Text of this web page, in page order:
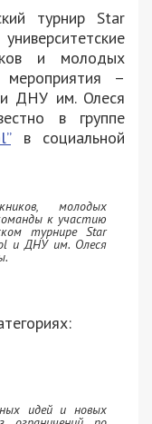
турнир Star
и молодых
мероприятия –
ДНУ им. Олеся
в группе
в социальной
молодых
к участию
турнире Star
и ДНУ им. Олеся
идей и новых